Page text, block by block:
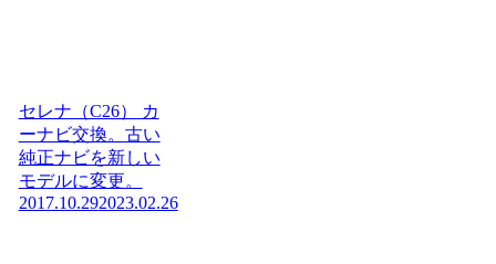
セレナ（C26） カ
ーナビ交換。古い
純正ナビを新しい
モデルに変更。
2017.10.292023.02.26